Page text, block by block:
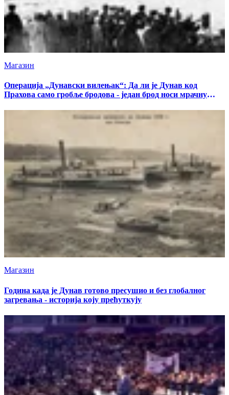
Магазин
Операција „Дунавски вилењак“: Да ли је Дунав код
Прахова само гробље бродова - један брод носи мрачну
Магазин
Година када је Дунав готово пресушио и без глобалног
загревања - историја коју прећуткују